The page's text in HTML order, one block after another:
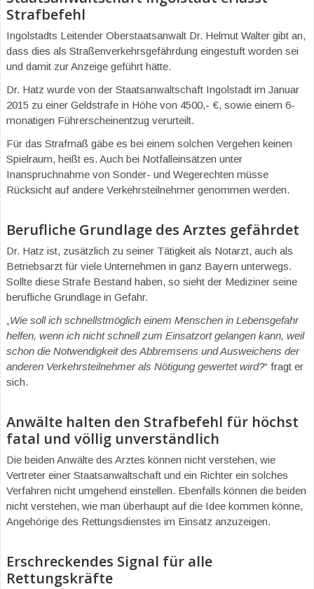
Strafbefehl
Ingolstadts Leitender Oberstaatsanwalt Dr. Helmut Walter gibt an,
dass dies als Straßenverkehrsgefährdung eingestuft worden sei
und damit zur Anzeige geführt hätte.
Dr. Hatz wurde von der Staatsanwaltschaft Ingolstadt im Januar
2015 zu einer Geldstrafe in Höhe von 4500,- €, sowie einem 6-
monatigen Führerscheinentzug verurteilt.
Für das Strafmaß gäbe es bei einem solchen Vergehen keinen
Spielraum, heißt es. Auch bei Notfalleinsätzen unter
Inanspruchnahme von Sonder- und Wegerechten müsse
Rücksicht auf andere Verkehrsteilnehmer genommen werden.
Berufliche Grundlage des Arztes gefährdet
Dr. Hatz ist, zusätzlich zu seiner Tätigkeit als Notarzt, auch als
Betriebsarzt für viele Unternehmen in ganz Bayern unterwegs.
Sollte diese Strafe Bestand haben, so sieht der Mediziner seine
berufliche Grundlage in Gefahr.
Wie soll ich schnellstmöglich einem Menschen in Lebensgefahr
helfen, wenn ich nicht schnell zum Einsatzort gelangen kann, weil
schon die Notwendigkeit des Abbremsens und Ausweichens der
anderen Verkehrsteilnehmer als Nötigung gewertet wird?“ fragt er
sich.
Anwälte halten den Strafbefehl für höchst
fatal und völlig unverständlich
Die beiden Anwälte des Arztes können nicht verstehen, wie
Vertreter einer Staatsanwaltschaft und ein Richter ein solches
Verfahren nicht umgehend einstellen. Ebenfalls können die beiden
nicht verstehen, wie man überhaupt auf die Idee kommen könne,
Angehörige des Rettungsdienstes im Einsatz anzuzeigen.
Erschreckendes Signal für alle
Rettungskräfte